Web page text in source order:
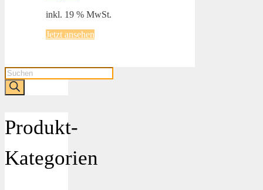
inkl. 19 % MwSt.
Jetzt ansehen
Products
search
Produkt-
Kategorien